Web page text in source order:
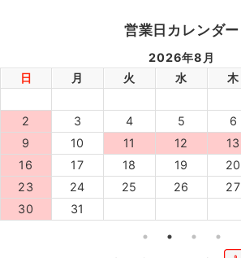
営業日カレンダー
2026年8月
日
月 火 水 木
2
3 4 5 6
9
10 11 12 13
16
17 18 19 20
23
24 25 26 27
30
31